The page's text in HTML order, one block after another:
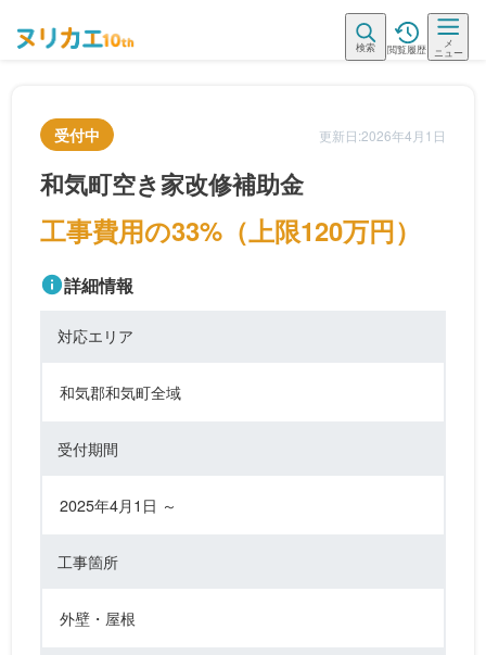
検索 閲覧履歴
メ
ニュー
受付中 更新日:2026年4月1日
和気町空き家改修補助金
工事費用の33%（上限120万円）
詳細情報
対応エリア
和気郡和気町全域
受付期間
2025年4月1日 ～
工事箇所
外壁・屋根